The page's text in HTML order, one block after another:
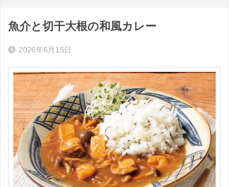
魚介と切干大根の和風カレー
2026年6月15日